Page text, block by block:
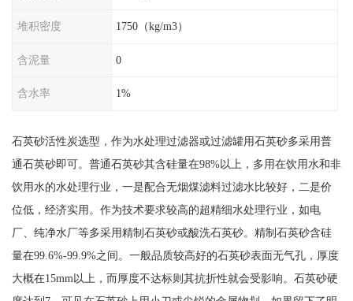
堆积密度 1750（kg/m3）
含泥量 0
含水率 1%
石英砂活性炭选型，作为水处理过滤器或过滤罐用石英砂多采用普
通石英砂即可。普通石英砂其含硅量在98%以上，多用在饮用水和非
饮用水的水处理行业，一是配合无烟煤滤料过滤水比较好，二是价
位低，经济实用。作为技术要求较高的超精细水处理行业，如电
厂、纯净水厂等多采用精制石英砂或酸洗石英砂。精制石英砂含硅
量在99.6%-99.9%之间。一般品质较高好的石英砂表面无气孔，厚度
大概在15mm以上，而厚度不达标则其抗折性就会受影响。石英砂硬